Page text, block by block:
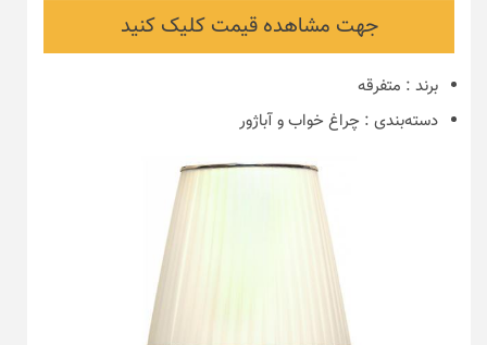
جهت مشاهده قیمت کلیک کنید
برند : متفرقه
دسته‌بندی : چراغ خواب و آباژور